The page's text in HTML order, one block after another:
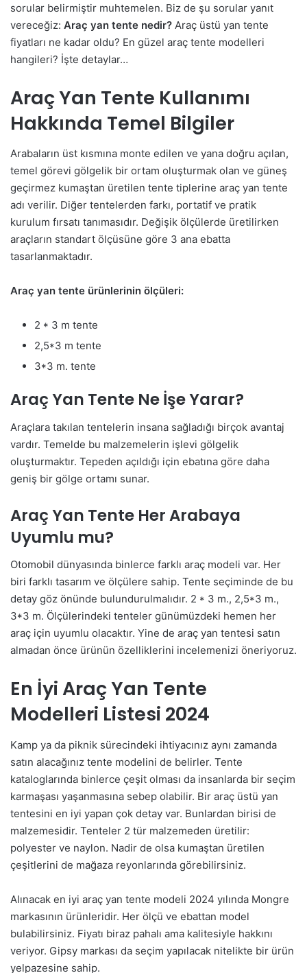
sorular belirmiştir muhtemelen. Biz de şu sorular yanıt
vereceğiz: Araç yan tente nedir? Araç üstü yan tente
fiyatları ne kadar oldu? En güzel araç tente modelleri
hangileri? İşte detaylar…
Araç Yan Tente Kullanımı
Hakkında Temel Bilgiler
Arabaların üst kısmına monte edilen ve yana doğru açılan,
temel görevi gölgelik bir ortam oluşturmak olan ve güneş
geçirmez kumaştan üretilen tente tiplerine araç yan tente
adı verilir. Diğer tentelerden farkı, portatif ve pratik
kurulum fırsatı tanımasıdır. Değişik ölçülerde üretilirken
araçların standart ölçüsüne göre 3 ana ebatta
tasarlanmaktadır.
Araç yan tente ürünlerinin ölçüleri:
2 * 3 m tente
2,5*3 m tente
3*3 m. tente
Araç Yan Tente Ne İşe Yarar?
Araçlara takılan tentelerin insana sağladığı birçok avantaj
vardır. Temelde bu malzemelerin işlevi gölgelik
oluşturmaktır. Tepeden açıldığı için ebatına göre daha
geniş bir gölge ortamı sunar.
Araç Yan Tente Her Arabaya
Uyumlu mu?
Otomobil dünyasında binlerce farklı araç modeli var. Her
biri farklı tasarım ve ölçülere sahip. Tente seçiminde de bu
detay göz önünde bulundurulmalıdır. 2 * 3 m., 2,5*3 m.,
3*3 m. Ölçülerindeki tenteler günümüzdeki hemen her
araç için uyumlu olacaktır. Yine de araç yan tentesi satın
almadan önce ürünün özelliklerini incelemenizi öneriyoruz.
En İyi Araç Yan Tente
Modelleri Listesi 2024
Kamp ya da piknik sürecindeki ihtiyacınız aynı zamanda
satın alacağınız tente modelini de belirler. Tente
kataloglarında binlerce çeşit olması da insanlarda bir seçim
karmaşası yaşanmasına sebep olabilir. Bir araç üstü yan
tentesini en iyi yapan çok detay var. Bunlardan birisi de
malzemesidir. Tenteler 2 tür malzemeden üretilir:
polyester ve naylon. Nadir de olsa kumaştan üretilen
çeşitlerini de mağaza reyonlarında görebilirsiniz.
Alınacak en iyi araç yan tente modeli 2024 yılında Mongre
markasının ürünleridir. Her ölçü ve ebattan model
bulabilirsiniz. Fiyatı biraz pahalı ama kalitesiyle hakkını
veriyor. Gipsy markası da seçim yapılacak nitelikte bir ürün
yelpazesine sahip.